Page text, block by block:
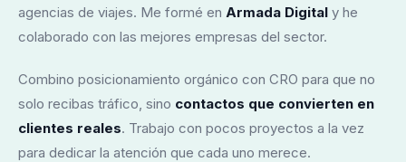
agencias de viajes. Me formé en Armada Digital y he
colaborado con las mejores empresas del sector.
Combino posicionamiento orgánico con CRO para que no
solo recibas tráfico, sino contactos que convierten en
clientes reales. Trabajo con pocos proyectos a la vez
para dedicar la atención que cada uno merece.